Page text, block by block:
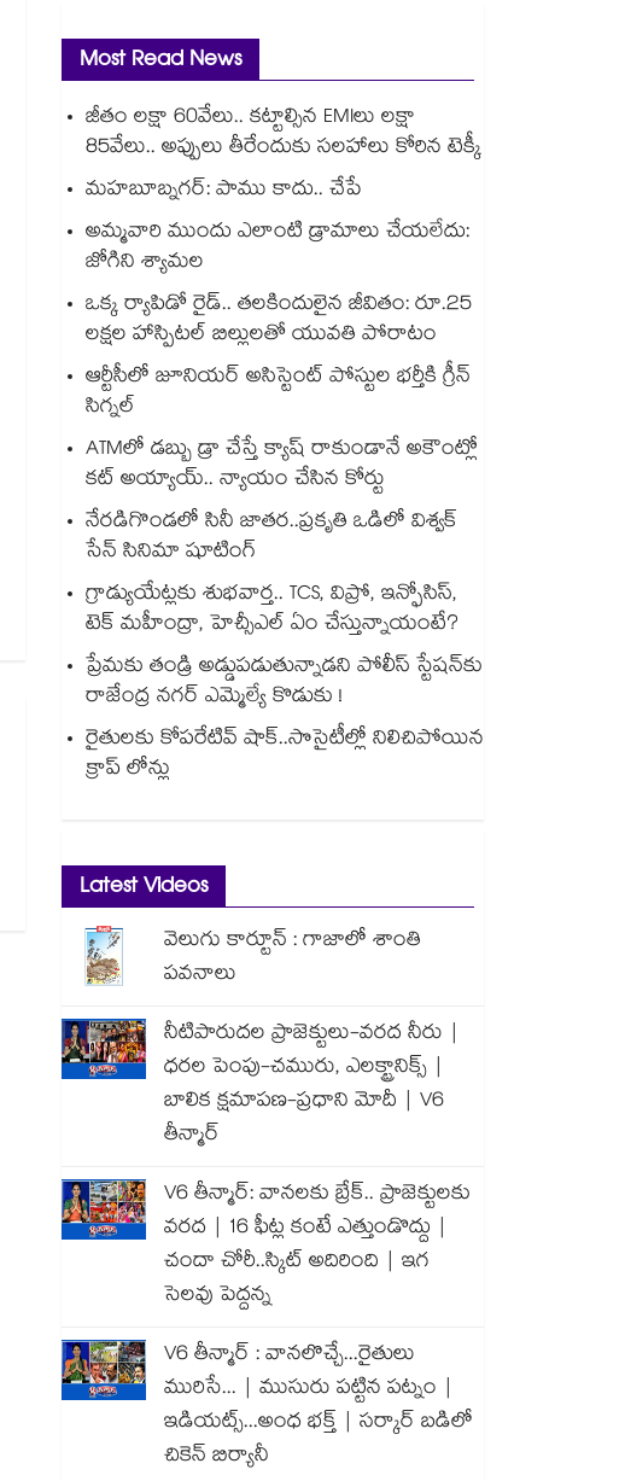
Most Read News
జీతం లక్షా 60వేలు.. కట్టాల్సిన EMIలు లక్షా
85వేలు.. అప్పులు తీరేందుకు సలహాలు కోరిన టెక్కీ
మహబూబ్నగర్: పాము కాదు.. చేపే
అమ్మవారి ముందు ఎలాంటి డ్రామాలు చేయలేదు:
జోగిని శ్యామల
ఒక్క ర్యాపిడో రైడ్.. తలకిందులైన జీవితం: రూ.25
లక్షల హాస్పిటల్ బిల్లులతో యువతి పోరాటం
ఆర్టీసీలో జూనియర్ అసిస్టెంట్‌‌ పోస్టుల భర్తీకి గ్రీన్‌‌
సిగ్నల్
ATMలో డబ్బు డ్రా చేస్తే క్యాష్ రాకుండానే అకౌంట్లో
కట్ అయ్యాయ్.. న్యాయం చేసిన కోర్టు
నేరడిగొండలో సినీ జాతర..ప్రకృతి ఒడిలో విశ్వక్
సేన్ సినిమా షూటింగ్
గ్రాడ్యుయేట్లకు శుభవార్త.. TCS, విప్రో, ఇన్ఫోసిస్,
టెక్ మహీంద్రా, హెచ్సీఎల్ ఏం చేస్తున్నాయంటే?
ప్రేమకు తండ్రి అడ్డుపడుతున్నాడని పోలీస్ స్టేషన్⁪కు
రాజేంద్ర నగర్ ఎమ్మెల్యే కొడుకు !
రైతులకు కోపరేటివ్ షాక్..సొసైటీల్లో నిలిచిపోయిన
క్రాప్ లోన్లు
Latest Videos
వెలుగు కార్టూన్ : గాజాలో శాంతి
పవనాలు
నీటిపారుదల ప్రాజెక్టులు-వరద నీరు |
ధరల పెంపు-చమురు, ఎలక్ట్రానిక్స్ |
బాలిక క్షమాపణ-ప్రధాని మోదీ | V6
తీన్మార్
V6 తీన్మార్: వానలకు బ్రేక్.. ప్రాజెక్టులకు
వరద | 16 ఫీట్ల కంటే ఎత్తుండొద్దు |
చందా చోరీ..స్కిట్ అదిరింది | ఇగ
సెలవు పెద్దన్న
V6 తీన్మార్ : వానలొచ్చే...రైతులు
మురిసే... | ముసురు పట్టిన పట్నం |
ఇడియట్స్...అంధ భక్త్ | సర్కార్ బడిలో
చికెన్ బిర్యానీ